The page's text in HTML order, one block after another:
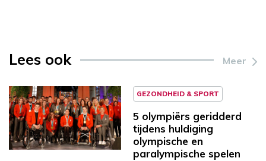
Lees ook Meer
GEZONDHEID & SPORT
5 olympiërs geridderd
tijdens huldiging
olympische en
paralympische spelen